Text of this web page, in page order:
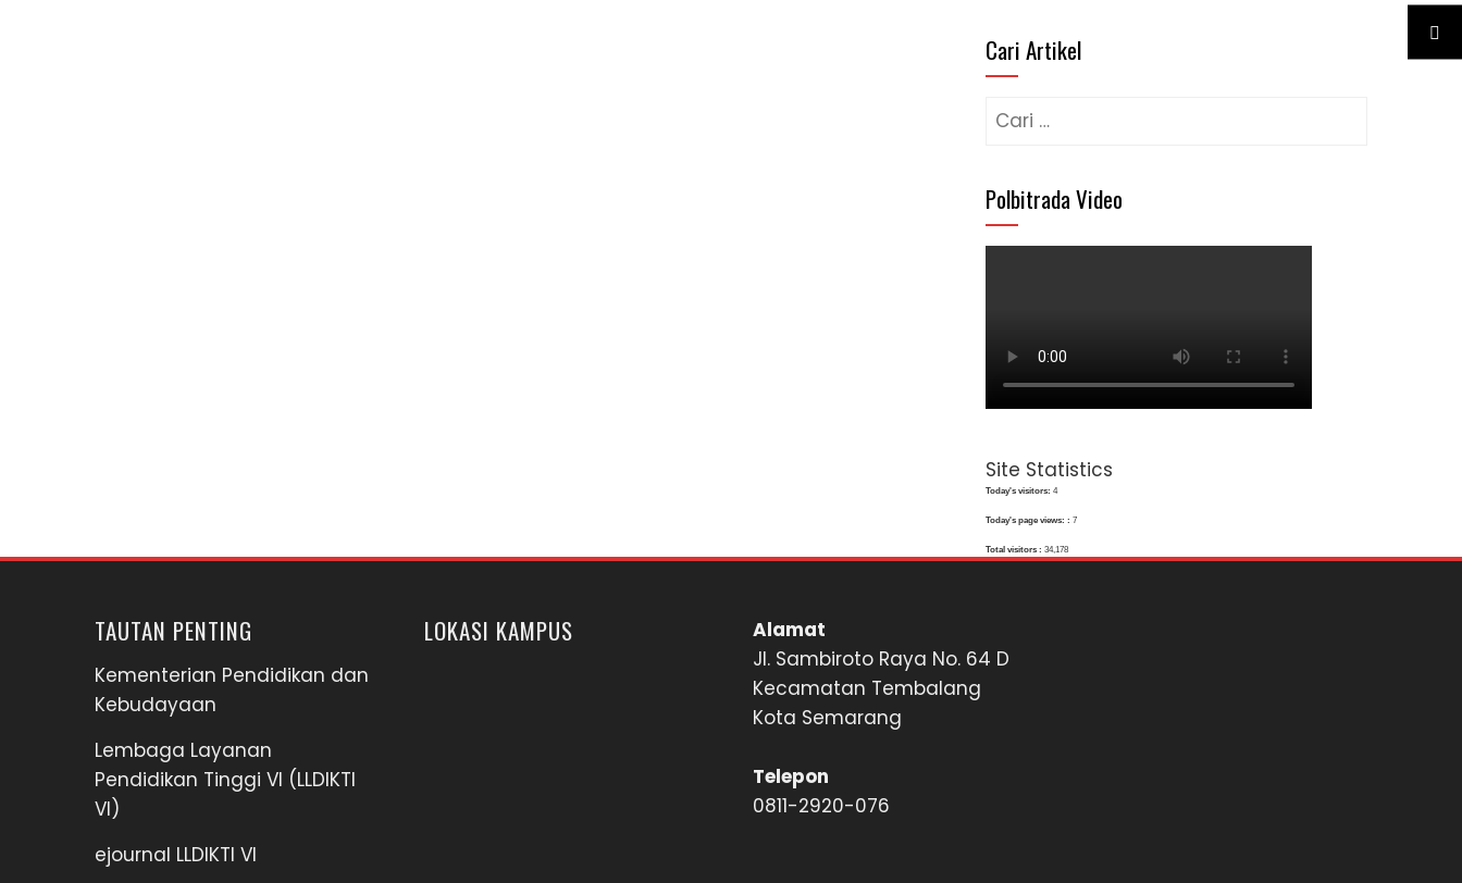
Cari Artikel
Cari
Polbitrada Video
Site Statistics
Today's visitors: 4
Today's page views: : 7
Total visitors : 34,178
TAUTAN PENTING
Kementerian Pendidikan dan
Kebudayaan
Lembaga Layanan
Pendidikan Tinggi VI (LLDIKTI
VI)
ejournal LLDIKTI VI
LOKASI KAMPUS
Alamat
Jl. Sambiroto Raya No. 64 D
Kecamatan Tembalang
Kota Semarang
Telepon
0811-2920-076